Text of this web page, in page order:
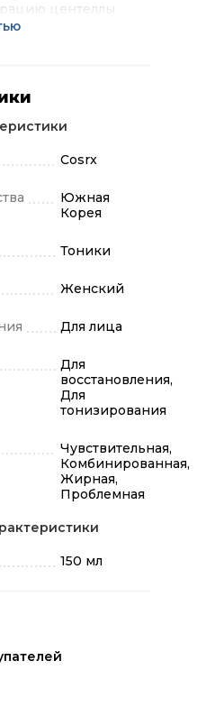
центеллы
средство после
Cosrx
Южная
Корея
Тоники
Женский
Для лица
Для
восстановления,
Для
тонизирования
Чувствительная,
Комбинированная,
Жирная,
Проблемная
150 мл